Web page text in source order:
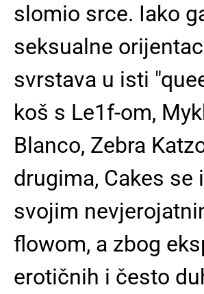
slomio srce. Iako
seksualne
svrstava u isti
koš s Le1f-om,
Blanco, Zebra
drugima, Cakes se
svojim
flowom, a zbog
erotičnih i često